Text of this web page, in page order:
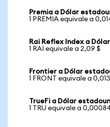
Premia a Dólar
1 PREMIA equivale a
Rai Reflex Index a
1 RAI equivale a 2,09 $
Frontier a Dólar
1 FRONT equivale a
TrueFi a Dólar
1 TRU equivale a